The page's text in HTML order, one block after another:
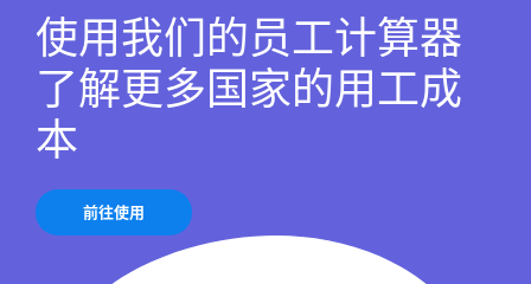
使用我们的员工计算器
了解更多国家的用工成
本
前往使用